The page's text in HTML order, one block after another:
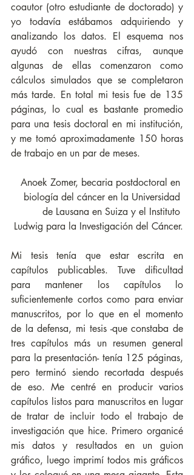
coautor (otro estudiante de doctorado) y
yo todavía estábamos adquiriendo y
analizando los datos. El esquema nos
ayudó con nuestras cifras, aunque
algunas de ellas comenzaron como
cálculos simulados que se completaron
más tarde. En total mi tesis fue de 135
páginas, lo cual es bastante promedio
para una tesis doctoral en mi institución,
y me tomó aproximadamente 150 horas
de trabajo en un par de meses.
Anoek Zomer, becaria postdoctoral en
biología del cáncer en la Universidad
de Lausana en Suiza y el Instituto
Ludwig para la Investigación del Cáncer.
Mi tesis tenía que estar escrita en
capítulos publicables. Tuve dificultad
para mantener los capítulos lo
suficientemente cortos como para enviar
manuscritos, por lo que en el momento
de la defensa, mi tesis -que constaba de
tres capítulos más un resumen general
para la presentación- tenía 125 páginas,
pero terminó siendo recortada después
de eso. Me centré en producir varios
capítulos listos para manuscritos en lugar
de tratar de incluir todo el trabajo de
investigación que hice. Primero organicé
mis datos y resultados en un guion
gráfico, luego imprimí todos mis gráficos